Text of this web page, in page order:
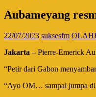
Aubameyang
22/07/2023 suksesfm
Jakarta – Pierre-Emerick
“Petir dari Gabon
“Ayo OM… sampai jumpa di